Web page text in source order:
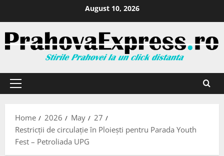
August 10, 2026
Home 2026 May
27
Restricții de circulație în Ploiești pentru Parada Youth
Fest – Petroliada UPG